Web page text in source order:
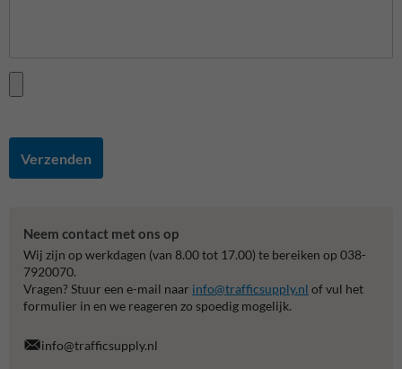
Verzenden
Neem contact met ons op
Wij zijn op werkdagen (van 8.00 tot 17.00) te bereiken op 038-
7920070.
Vragen? Stuur een e-mail naar info@trafficsupply.nl of vul het
formulier in en we reageren zo spoedig mogelijk.
info@trafficsupply.nl